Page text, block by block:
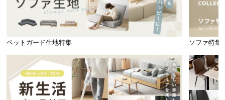
ヘッドボード背面も同一の板材で仕上げています。
どこから見ても美しく、お部屋の雰囲気を損ねませ
ペットガード生地特集 ソファ特集